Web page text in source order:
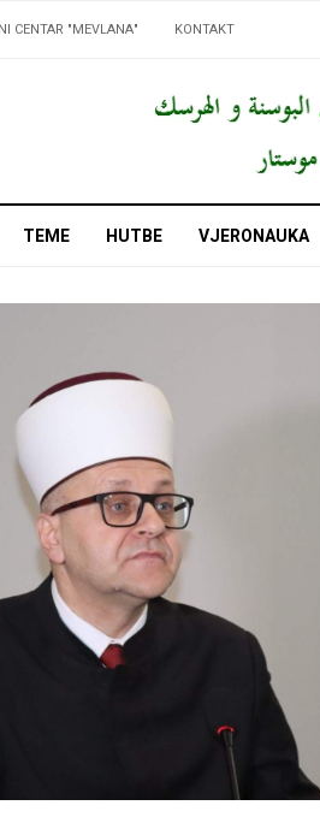
CENTAR "MEVLANA" KONTAKT
TEME HUTBE VJERONAUKA